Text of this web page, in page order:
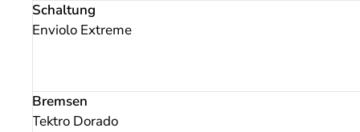
Schaltung
Enviolo Extreme
Bremsen
Tektro Dorado